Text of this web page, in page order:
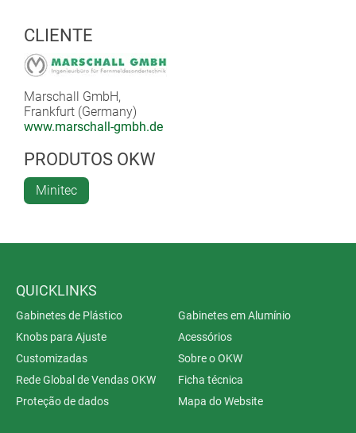
CLIENTE
Marschall GmbH,
Frankfurt (Germany)
www.marschall-gmbh.de
PRODUTOS OKW
Minitec
QUICKLINKS
Gabinetes de Plástico
Gabinetes em Alumínio
Knobs para Ajuste
Acessórios
Customizadas
Sobre o OKW
Rede Global de Vendas OKW
Ficha técnica
Proteção de dados
Mapa do Website